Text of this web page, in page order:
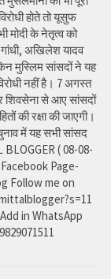
होते तो यूसुफ
मोदी के नेतृत्व को
गांधी, अखिलेश यादव
मुस्लिम सांसदों ने यह
नहीं है। 7 अगस्त
शिवसेना से आए सांसदों
की रक्षा की जाएगी।
में यह सभी सांसद
BLOGGER ( 08-08-
Page-
Follow me on
in WhatsApp